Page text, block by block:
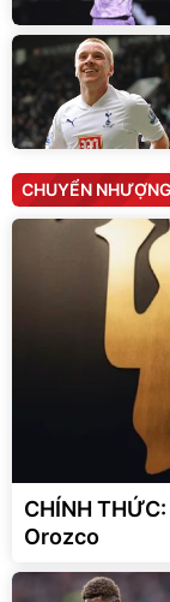
CHUYỂN NHƯỢNG
CHÍNH
Orozco